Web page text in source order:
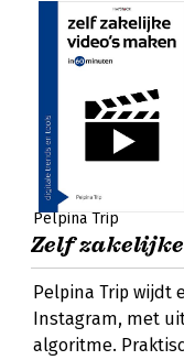
Pelpina Trip
Zelf
Pelpina Trip wijdt
Instagram, met
algoritme.